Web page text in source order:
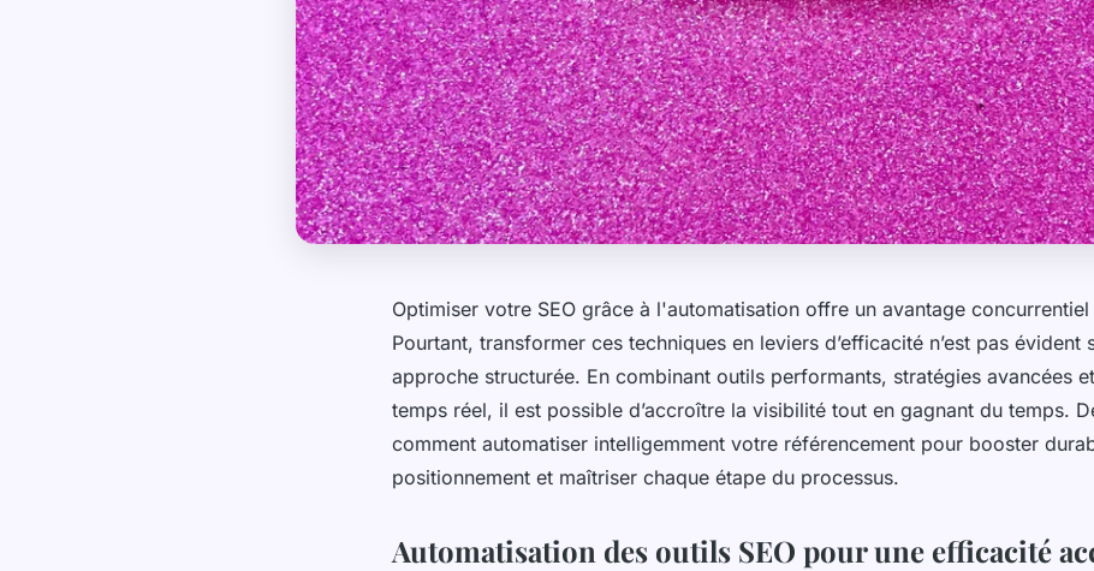
Optimiser votre SEO grâce à l'automatisation offre un avantage
Pourtant, transformer ces techniques en leviers d’efficacité n’est pas évident
approche structurée. En combinant outils performants, stratégies avancées
temps réel, il est possible d’accroître la visibilité tout en gagnant du temps.
comment automatiser intelligemment votre référencement pour booster
positionnement et maîtriser chaque étape du processus.
Automatisation des outils SEO pour une efficacité